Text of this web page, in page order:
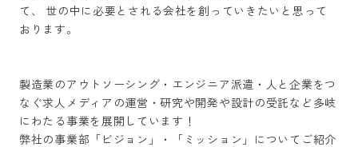
て、 世の中に必要とされる会社を創っていきたいと思って
おります。
製造業のアウトソーシング・エンジニア派遣・人と企業をつ
なぐ求人メディアの運営・研究や開発や設計の受託など多岐
にわたる事業を展開しています！
弊社の事業部「ビジョン」・「ミッション」についてご紹介